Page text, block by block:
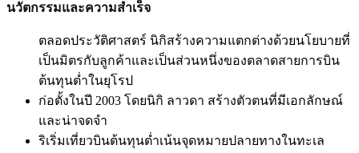
นวัตกรรมและความสำเร็จ
ตลอดประวัติศาสตร์ นิกิสร้างความแตกต่างด้วยนโยบายที่
เป็นมิตรกับลูกค้าและเป็นส่วนหนึ่งของตลาดสายการบิน
ต้นทุนต่ำในยุโรป
ก่อตั้งในปี 2003 โดยนิกิ ลาวดา สร้างตัวตนที่มีเอกลักษณ์
และน่าจดจำ
ริเริ่มเที่ยวบินต้นทุนต่ำเน้นจุดหมายปลายทางในทะเล